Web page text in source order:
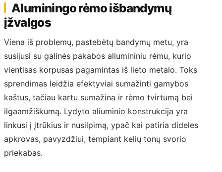
Aluminingo rėmo išbandymų
įžvalgos
Viena iš problemų, pastebėtų bandymų metu, yra
susijusi su galinės pakabos aliumininiu rėmu, kurio
vientisas korpusas pagamintas iš lieto metalo. Toks
sprendimas leidžia efektyviai sumažinti gamybos
kaštus, tačiau kartu sumažina ir rėmo tvirtumą bei
ilgaamžiškumą. Lydyto aliuminio konstrukcija yra
linkusi į įtrūkius ir nusilpimą, ypač kai patiria dideles
apkrovas, pavyzdžiui, tempiant kelių tonų svorio
priekabas.